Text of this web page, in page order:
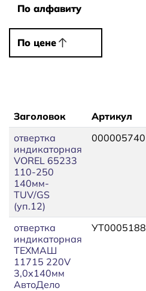
По алфавиту
По алфавиту
По цене
По цене
Заголовок Артикул
отвертка
индикаторная
VOREL 65233
110-250
140мм-
TUV/GS
(уп.12)
000005740
отвертка
индикаторная
ТЕХМАШ
11715 220V
3,0х140мм
АвтоДело
УТ0005188